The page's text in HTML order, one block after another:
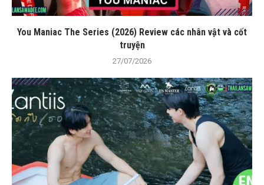
You Maniac The Series (2026) Review các nhân vật và cốt
truyện
27/07/2026